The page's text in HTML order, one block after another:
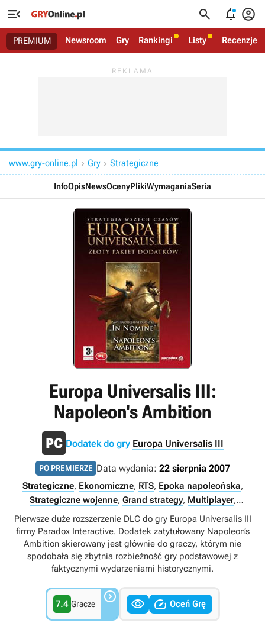
   
PREMIUM Newsroom Gry Rankingi Listy Recenzje
www.gry-online.pl  Gry  Strategiczne
InfoOpisNewsOcenyPlikiWymaganiaSeria
Europa Universalis III:
Napoleon's Ambition
Dodatek do gry Europa Universalis III
PO PREMIERZE Data wydania: 22 sierpnia 2007
Strategiczne, Ekonomiczne, RTS, Epoka napoleońska,
Strategiczne wojenne, Grand strategy, Multiplayer,
Singleplayer, Internet LAN
Pierwsze duże rozszerzenie DLC do gry Europa Universalis III
firmy Paradox Interactive. Dodatek zatytułowany Napoleon’s
Ambition skierowany jest głównie do graczy, którym nie
spodobała się zbytnia rozbieżność gry podstawowej z
faktycznymi wydarzeniami historycznymi.
7.4 Gracze    Oceń Grę